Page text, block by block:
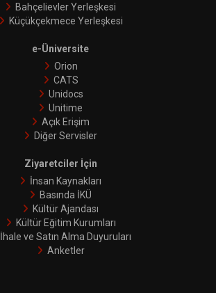
Bahçelievler Yerleşkesi
Küçükçekmece Yerleşkesi
e-Üniversite
Orion
CATS
Unidocs
Unitime
Açık Erişim
Diğer Servisler
Ziyaretciler İçin
İnsan Kaynakları
Basında İKÜ
Kültür Ajandası
Kültür Eğitim Kurumları
İhale ve Satın Alma Duyuruları
Anketler